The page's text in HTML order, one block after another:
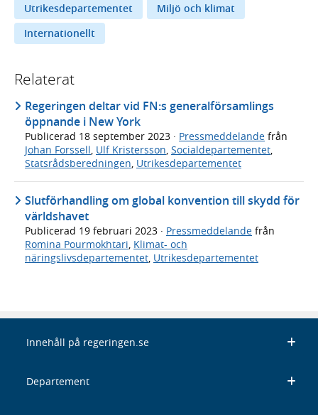
Utrikesdepartementet
Miljö och klimat
Internationellt
Relaterat
Regeringen deltar vid FN:s generalförsamlings
öppnande i New York
Publicerad 18 september 2023 · Pressmeddelande från
Johan Forssell, Ulf Kristersson, Socialdepartementet,
Statsrådsberedningen, Utrikesdepartementet
Slutförhandling om global konvention till skydd för
världshavet
Publicerad 19 februari 2023 · Pressmeddelande från
Romina Pourmokhtari, Klimat- och
näringslivsdepartementet, Utrikesdepartementet
Innehåll på regeringen.se
Departement